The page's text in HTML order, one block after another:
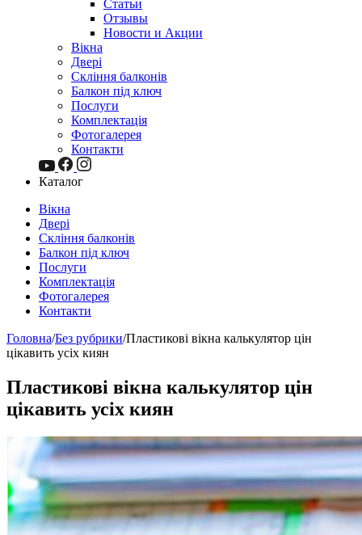
Статьи
Отзывы
Новости и Акции
Вікна
Двері
Скління балконів
Балкон під ключ
Послуги
Комплектація
Фотогалерея
Контакти
Каталог
Вікна
Двері
Скління балконів
Балкон під ключ
Послуги
Комплектація
Фотогалерея
Контакти
Головна/Без рубрики/Пластикові вікна калькулятор цін
цікавить усіх киян
Пластикові вікна калькулятор цін
цікавить усіх киян